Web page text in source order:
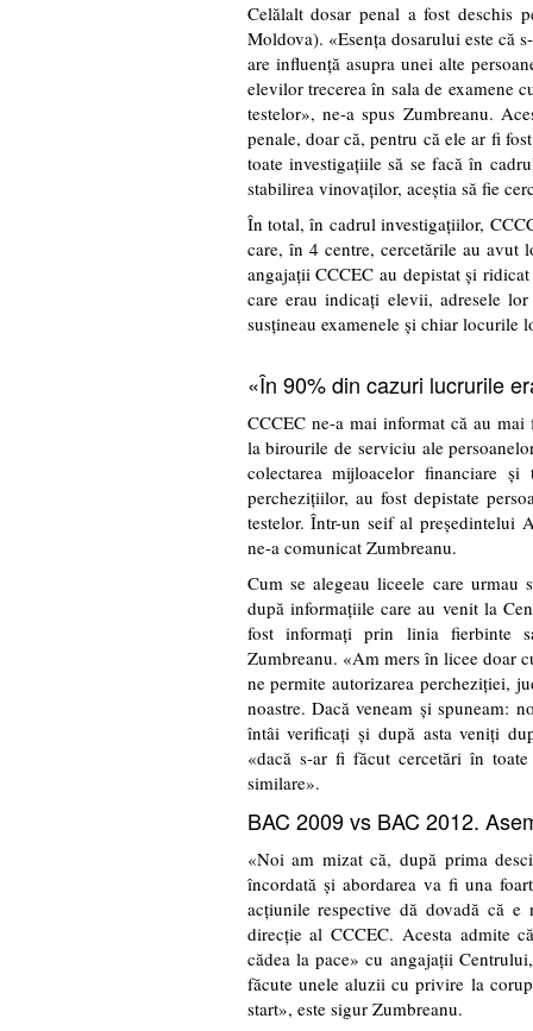
Celălalt dosar penal a fost deschis
Moldova). «Esenţa dosarului este că
are influenţă asupra unei alte
elevilor trecerea în sala de examene
testelor», ne-a spus Zumbreanu.
penale, doar că, pentru că ele ar fi
toate investigaţiile să se facă în
stabilirea vinovaţilor, aceştia să fie
În total, în cadrul investigaţiilor,
care, în 4 centre, cercetările au
angajaţii CCCEC au depistat şi
care erau indicaţi elevii, adresele
susţineau examenele şi chiar locurile
«În 90% din cazuri lucrurile
CCCEC ne-a mai informat că au
la birourile de serviciu ale
colectarea mijloacelor financiare şi
percheziţiilor, au fost depistate
testelor. Într-un seif al preşedintelui
ne-a comunicat Zumbreanu.
Cum se alegeau liceele care urmau
după informaţiile care au venit la
fost informaţi prin linia fierbinte
Zumbreanu. «Am mers în licee doar
ne permite autorizarea percheziţiei,
noastre. Dacă veneam şi spuneam:
întâi verificaţi şi după asta veniţi
«dacă s-ar fi făcut cercetări în
similare».
BAC 2009 vs BAC 2012.
«Noi am mizat că, după prima
încordată şi abordarea va fi una
acţiunile respective dă dovadă că
direcţie al CCCEC. Acesta admite
cădea la pace» cu angajaţii
făcute unele aluzii cu privire la
start», este sigur Zumbreanu.